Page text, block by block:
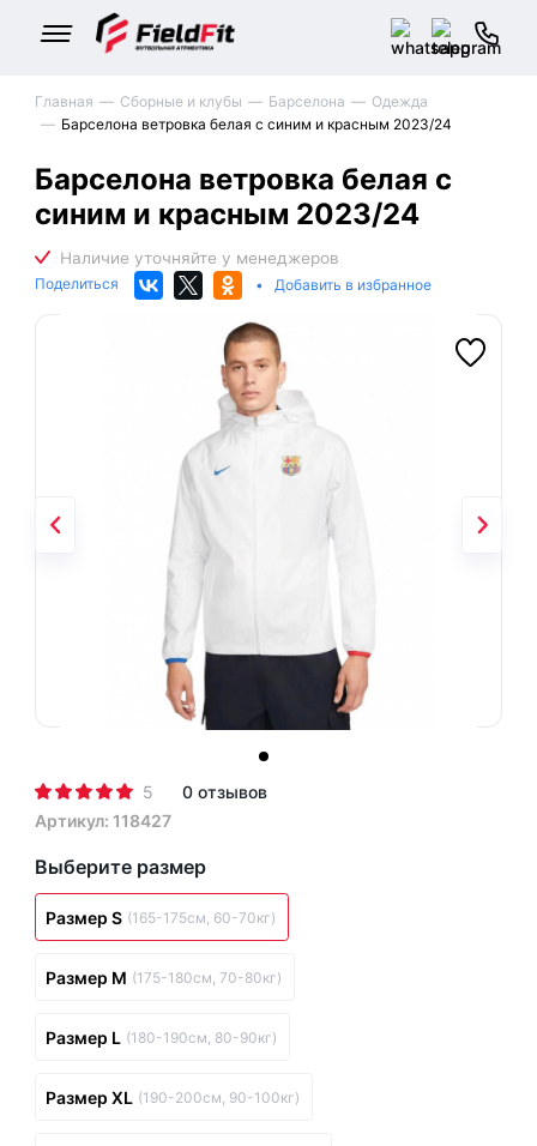
Главная Сборные и клубы Барселона
Одежда
Барселона ветровка белая с синим и красным 2023/24
Барселона ветровка белая с
синим и красным 2023/24
Поделиться • Добавить в избранное
5
0 отзывов
Артикул: 118427
Выберите размер
Размер S (165-175см, 60-70кг)
Размер M (175-180см, 70-80кг)
Размер L (180-190см, 80-90кг)
Размер XL (190-200см, 90-100кг)